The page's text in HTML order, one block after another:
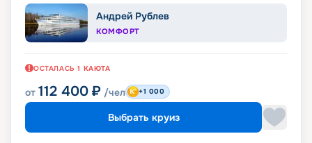
Андрей Рублев
КОМФОРТ
ОСТАЛАСЬ 1 КАЮТА
от 112 400 ₽ /чел +1 000
Выбрать круиз